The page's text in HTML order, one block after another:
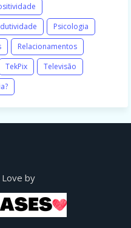
Psicologia
Relacionamentos
TekPix
Televisão
by